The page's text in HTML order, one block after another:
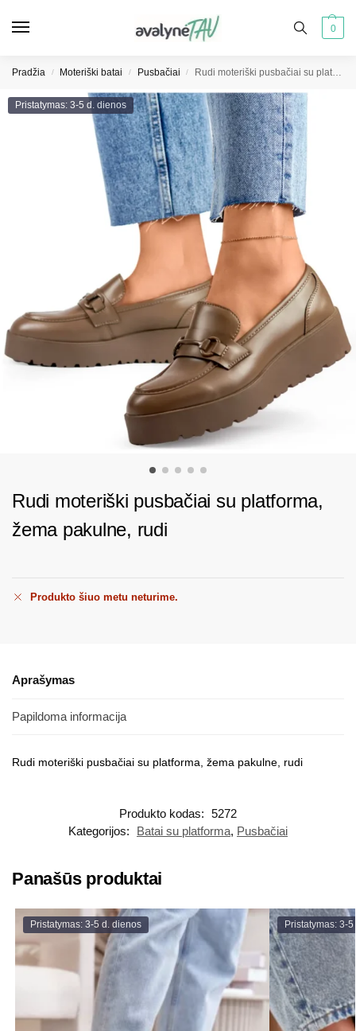
0
Pradžia / Moteriški batai / Pusbačiai / Rudi moteriški pusbačiai su platforma, žema pakulne, rudi
Pristatymas: 3-5 d. dienos
Rudi moteriški pusbačiai su platforma,
žema pakulne, rudi
Produkto šiuo metu neturime.
Aprašymas
Papildoma informacija
Rudi moteriški pusbačiai su platforma, žema pakulne, rudi
Produkto kodas: 5272
Kategorijos:
Batai su platforma, Pusbačiai
Panašūs produktai
Pristatymas: 3-5 d. dienos Pristatymas: 3-